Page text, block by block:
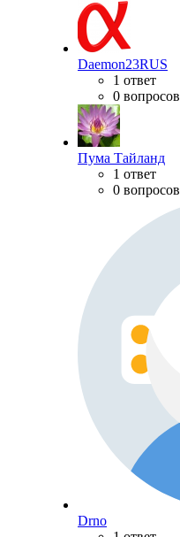
Daemon23RUS
1 ответ
0 вопросов
Пума Тайланд
1 ответ
0 вопросов
Drno